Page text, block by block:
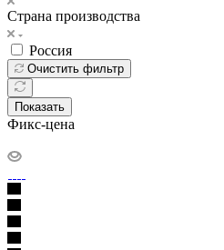
Страна производства
Россия
Очистить фильтр
Показать
Фикс-цена